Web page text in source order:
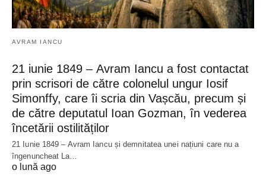
AVRAM IANCU
21 iunie 1849 – Avram Iancu a fost contactat
prin scrisori de către colonelul ungur Iosif
Simonffy, care îi scria din Vașcău, precum și
de către deputatul Ioan Gozman, în vederea
încetării ostilităților
21 Iunie 1849 – Avram Iancu și demnitatea unei națiuni care nu a
îngenuncheat La…
o lună ago